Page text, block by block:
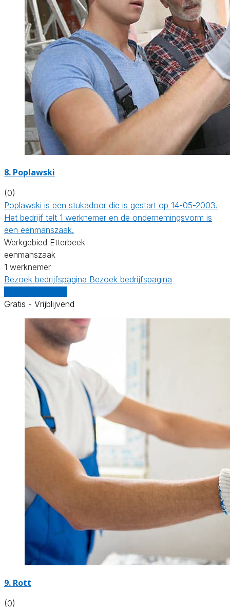
8. Poplawski
(0)
Poplawski is een stukadoor die is gestart op 14-05-2003.
Het bedrijf telt 1 werknemer en de ondernemingsvorm is
een eenmanszaak.
Werkgebied Etterbeek
eenmanszaak
1 werknemer
Bezoek bedrijfspagina Bezoek bedrijfspagina
Gratis - Vrijblijvend
9. Rott
(0)